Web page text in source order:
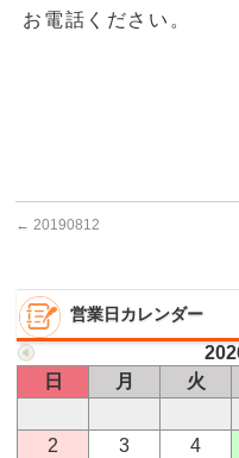
お電話ください。
← 20190812
営業日カレンダー
日
月 火
2
3 4